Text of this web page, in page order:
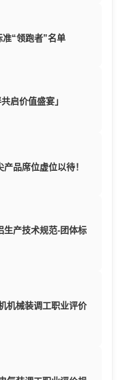
准“领跑者”名单
启价值盛宴」
品席位虚位以待！
产技术规范-团体标
机械装调工职业评价